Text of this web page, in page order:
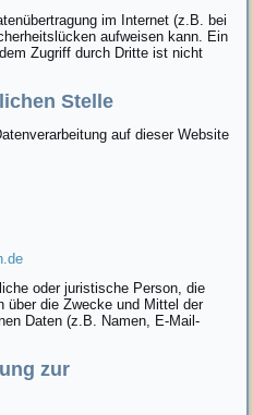
im Internet (z.B. bei
aufweisen kann. Ein
Zugriff durch Dritte ist nicht
Stelle
auf dieser Website
oder juristische Person, die
über die Zwecke und Mittel der
Daten (z.B. Namen, E-Mail-
zur